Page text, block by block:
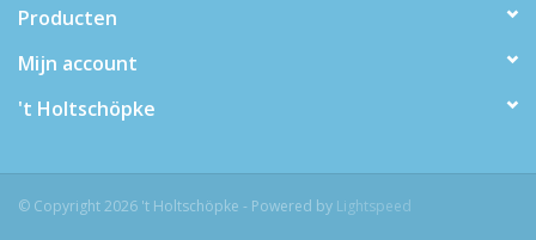
Producten
Mijn account
't Holtschöpke
© Copyright 2026 't Holtschöpke - Powered by Lightspeed